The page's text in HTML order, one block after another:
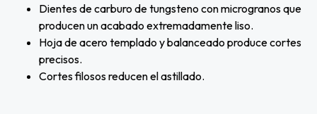
Dientes de carburo de tungsteno con microgranos que
producen un acabado extremadamente liso.
Hoja de acero templado y balanceado produce cortes
precisos.
Cortes filosos reducen el astillado.